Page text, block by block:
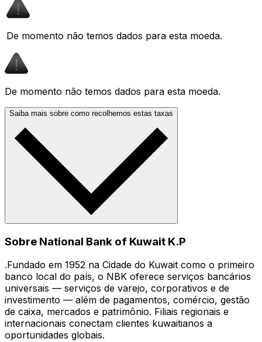
De momento não temos dados para esta moeda.
De momento não temos dados para esta moeda.
Saiba mais sobre como recolhemos estas taxas
Sobre National Bank of Kuwait K.P
.Fundado em 1952 na Cidade do Kuwait como o primeiro
banco local do país, o NBK oferece serviços bancários
universais — serviços de varejo, corporativos e de
investimento — além de pagamentos, comércio, gestão
de caixa, mercados e patrimônio. Filiais regionais e
internacionais conectam clientes kuwaitianos a
oportunidades globais.